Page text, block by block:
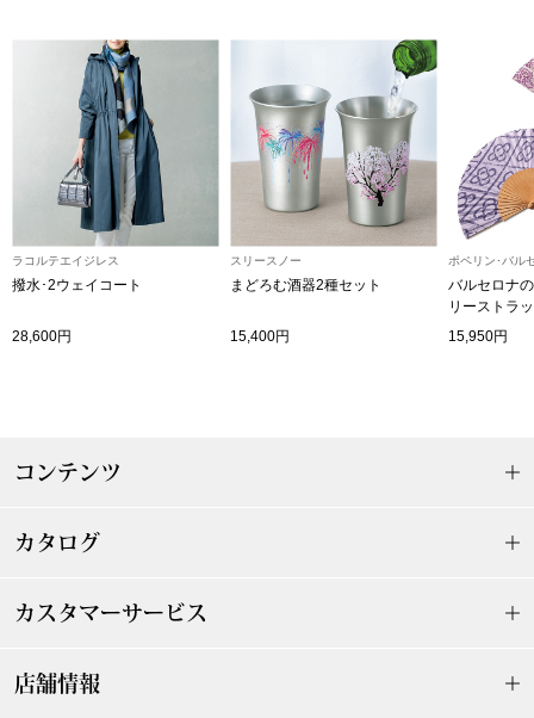
Miss Kyouko／ミスキョウコ
ランド
集
ビー すべて見る
ク
ーブルウェア
革小物
ポーチ
その他
ウオッチ／
ラコルテエイジレス
撥水･2ウェイコート
28,600円
スリースノー
まどろむ酒器2種セット
15,400円
ポペリン･バル
バルセロナ
リーストラ
15,950円
コンテンツ
カタログ
カスタマーサービス
店舗情報